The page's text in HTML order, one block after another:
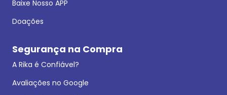
Baixe Nosso APP
Doações
Segurança na Compra
A Rika é Confiável?
Avaliações no Google